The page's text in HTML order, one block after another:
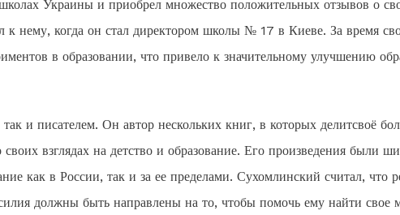
Украины и приобрел множество положительных отзывов о
нему, когда он стал директором школы № 17 в Киеве. За время
в образовании, что привело к значительному улучшению
и писателем. Он автор нескольких книг, в которых делитсвоё
взглядах на детство и образование. Его произведения были
как в России, так и за ее пределами. Сухомлинский считал, что
должны быть направлены на то, чтобы помочь ему найти свое